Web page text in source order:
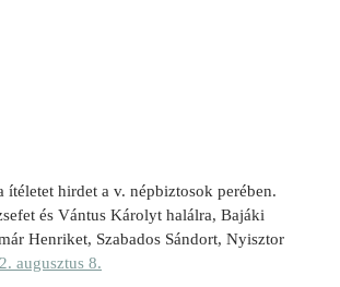
hir­det a v. népbiztosok perében.
és Vántus Károlyt ha­lálra, Bajáki
Henriket, Sza­bados Sándort, Nyisztor
augusztus 8.